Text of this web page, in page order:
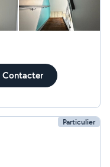
Contacter
Particulier